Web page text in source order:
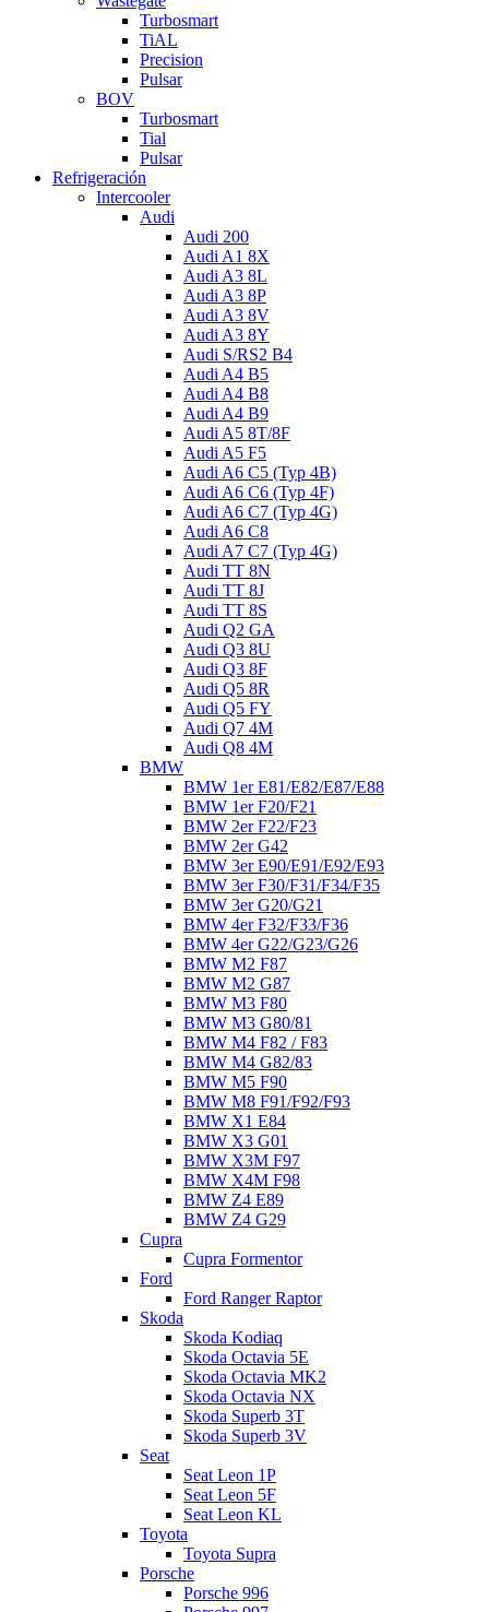
Turbosmart
TiAL
Precision
Pulsar
BOV
Turbosmart
Tial
Pulsar
Refrigeración
Intercooler
Audi
Audi 200
Audi A1 8X
Audi A3 8L
Audi A3 8P
Audi A3 8V
Audi A3 8Y
Audi S/RS2 B4
Audi A4 B5
Audi A4 B8
Audi A4 B9
Audi A5 8T/8F
Audi A5 F5
Audi A6 C5 (Typ 4B)
Audi A6 C6 (Typ 4F)
Audi A6 C7 (Typ 4G)
Audi A6 C8
Audi A7 C7 (Typ 4G)
Audi TT 8N
Audi TT 8J
Audi TT 8S
Audi Q2 GA
Audi Q3 8U
Audi Q3 8F
Audi Q5 8R
Audi Q5 FY
Audi Q7 4M
Audi Q8 4M
BMW
BMW 1er E81/E82/E87/E88
BMW 1er F20/F21
BMW 2er F22/F23
BMW 2er G42
BMW 3er E90/E91/E92/E93
BMW 3er F30/F31/F34/F35
BMW 3er G20/G21
BMW 4er F32/F33/F36
BMW 4er G22/G23/G26
BMW M2 F87
BMW M2 G87
BMW M3 F80
BMW M3 G80/81
BMW M4 F82 / F83
BMW M4 G82/83
BMW M5 F90
BMW M8 F91/F92/F93
BMW X1 E84
BMW X3 G01
BMW X3M F97
BMW X4M F98
BMW Z4 E89
BMW Z4 G29
Cupra
Cupra Formentor
Ford
Ford Ranger Raptor
Skoda
Skoda Kodiaq
Skoda Octavia 5E
Skoda Octavia MK2
Skoda Octavia NX
Skoda Superb 3T
Skoda Superb 3V
Seat
Seat Leon 1P
Seat Leon 5F
Seat Leon KL
Toyota
Toyota Supra
Porsche
Porsche 996